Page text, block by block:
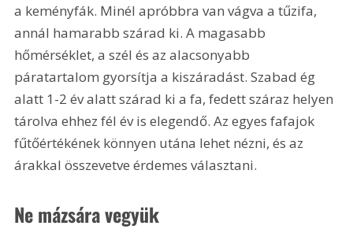
a keményfák. Minél apróbbra van vágva a tűzifa,
annál hamarabb szárad ki. A magasabb
hőmérséklet, a szél és az alacsonyabb
páratartalom gyorsítja a kiszáradást. Szabad ég
alatt 1-2 év alatt szárad ki a fa, fedett száraz helyen
tárolva ehhez fél év is elegendő. Az egyes fafajok
fűtőértékének könnyen utána lehet nézni, és az
árakkal összevetve érdemes választani.
Ne mázsára vegyük